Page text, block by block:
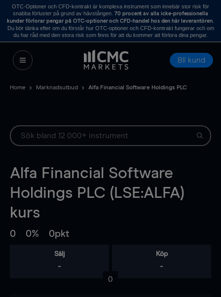
OTC-Optioner och CFD-kontrakt är komplexa instrument som innebär stor risk för
snabba förluster på grund av hävstången. 70 procent av alla icke-professionella
kunder förlorar pengar på OTC-optioner och CFD-handel hos den här leverantören.
Du bör tänka efter om du förstår hur OTC-optioner och CFD-kontrakt fungerar och om
du har råd med den stora risk som finns för att du kommer att förlora dina pengar.
Bli kund
Home Marknadsutbud Alfa Financial Software Holdings PLC
Alfa Financial Software
Holdings PLC (LSE:ALFA)
kurs
0 0% 0pkt
Sälj
-
Köp
-
0